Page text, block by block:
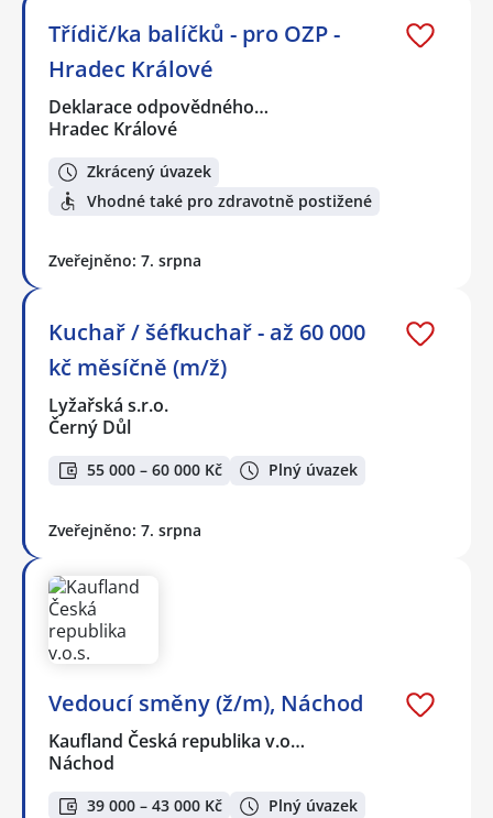
Třídič/ka balíčků - pro OZP -
Hradec Králové
Deklarace odpovědného…
Hradec Králové
Zkrácený úvazek
Vhodné také pro zdravotně postižené
Zveřejněno: 7. srpna
Kuchař / šéfkuchař - až 60 000
kč měsíčně (m/ž)
Lyžařská s.r.o.
Černý Důl
55 000 – 60 000 Kč Plný úvazek
Zveřejněno: 7. srpna
Vedoucí směny (ž/m), Náchod
Kaufland Česká republika v.o…
Náchod
39 000 – 43 000 Kč Plný úvazek